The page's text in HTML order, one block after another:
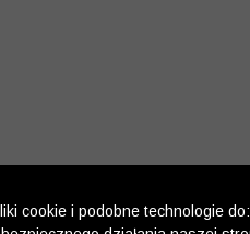
cookie i podobne technologie do: